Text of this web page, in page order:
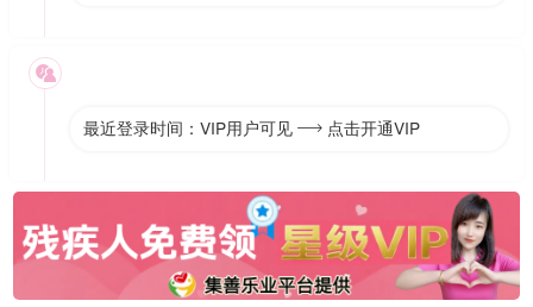

最近登录时间：VIP用户可见  点击开通VIP